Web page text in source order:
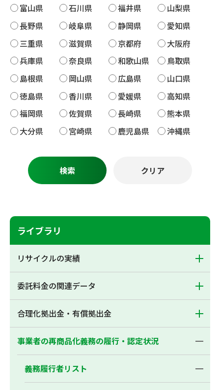
富山県
石川県 福井県
山梨県
長野県
岐阜県 静岡県
愛知県
三重県
滋賀県 京都府
大阪府
兵庫県
奈良県 和歌山県
鳥取県
島根県
岡山県 広島県
山口県
徳島県
香川県 愛媛県
高知県
福岡県
佐賀県 長崎県
熊本県
大分県
宮崎県 鹿児島県 沖縄県
ライブラリ
リサイクルの実績
委託料金の関連データ
合理化拠出金・有償拠出金
事業者の再商品化義務の履行・認定状況
義務履行者リスト